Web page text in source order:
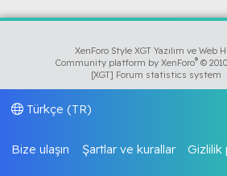
XenForo Style XGT Yazılım ve Web
Community platform by XenForo® ©
[XGT] Forum statistics system
Türkçe (TR)
Bize ulaşın Şartlar ve kurallar Gizlilik